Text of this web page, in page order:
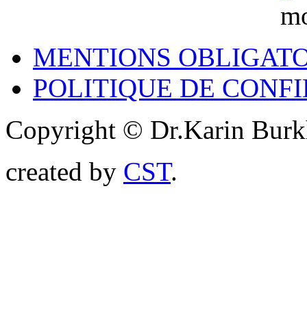
MENTIONS
POLITIQUE DE
Copyright © Dr.Karin
created by CST.